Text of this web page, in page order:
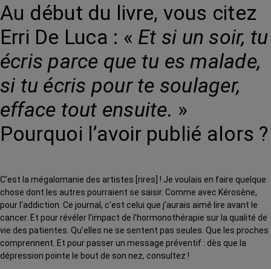
Au début du livre, vous citez
Erri De Luca : « Et si un soir, tu
écris parce que tu es malade,
si tu écris pour te soulager,
efface tout ensuite. »
Pourquoi l’avoir publié alors ?
C’est la mégalomanie des artistes [rires] ! Je voulais en faire quelque
chose dont les autres pourraient se saisir. Comme avec Kérosène,
pour l’addiction. Ce journal, c’est celui que j’aurais aimé lire avant le
cancer. Et pour révéler l’impact de l’hormonothérapie sur la qualité de
vie des patientes. Qu’elles ne se sentent pas seules. Que les proches
comprennent. Et pour passer un message préventif : dès que la
dépression pointe le bout de son nez, consultez !